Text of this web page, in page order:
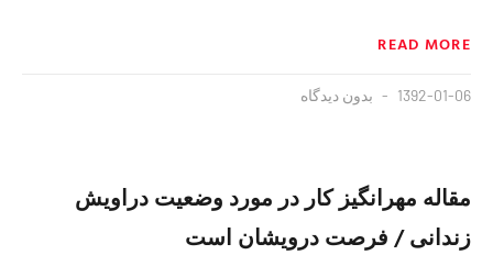
READ MORE
1392-01-06 بدون دیدگاه
مقاله مهرانگیز کار در مورد وضعیت دراویش
زندانی / فرصت درویشان است